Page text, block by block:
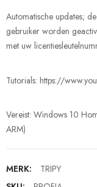
Automatische updates;
gebruiker worden
met uw
Tutorials: https://
Vereist: Windows 10
ARM)
MERK:
TRIPY